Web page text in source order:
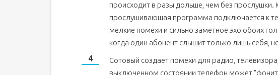
происходит в разы дольше, чем без прослушки.
прослушивающая программа подключается к
мелкие помехи и сильно заметное эхо обоих
когда один абонент слышит только лишь себя,
Сотовый создает помехи для радио,
выключенном состоянии телефон может